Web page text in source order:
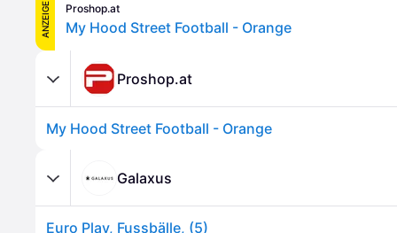
ANZEIGE Proshop.at
My Hood Street Football - Orange
Proshop.at
My Hood Street Football - Orange
Galaxus
Euro Play, Fussbälle, (5)